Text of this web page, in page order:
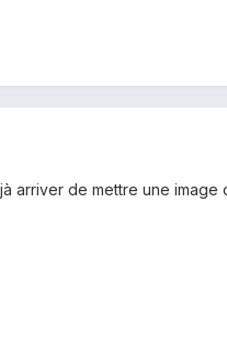
de mettre une image